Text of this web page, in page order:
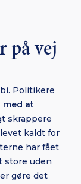
på vej
Politikere
at
skrappere
kaldt for
har fået
store uden
gøre det